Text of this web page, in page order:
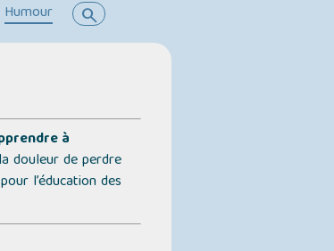
Humour search
à
douleur de perdre
l’éducation des